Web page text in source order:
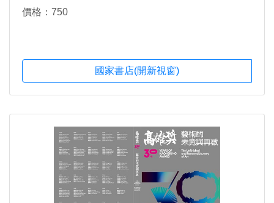
價格：750
國家書店(開新視窗)